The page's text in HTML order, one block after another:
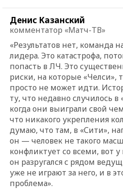
Денис Казанский
комментатор «Матч-ТВ»
«Результатов нет, команда
лидера. Это катастрофа,
попасть в ЛЧ. Это
риски, на которые «Челси»,
просто не может идти.
ту, что недавно случилось
когда они выиграли свой
что никакого укрепления
думаю, что там, в «Сити»,
он — человек не такого
конфликтует со всеми, вот
он разругался с рядом
уже не играют за него, и в
проблема».